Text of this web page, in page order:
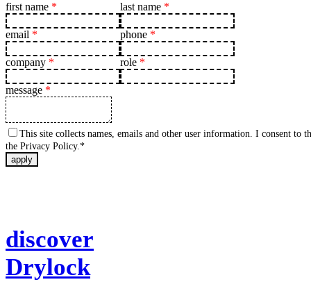
first name * last name *
email * phone *
company * role *
message *
This site collects names, emails and other user information. I consent to
the Privacy Policy.*
apply
discover
Drylock